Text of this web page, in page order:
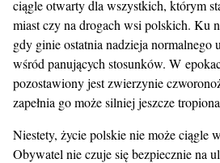
ciągle otwarty dla wszystkich, którym
miast czy na drogach wsi polskich. Ku
gdy ginie ostatnia nadzieja normalnego
wśród panujących stosunków. W
pozostawiony jest zwierzynie
zapełnia go może silniej jeszcze
Niestety, życie polskie nie może ciągle
Obywatel nie czuje się bezpiecznie na